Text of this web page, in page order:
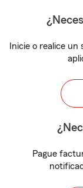
Inicie o realice
Pague